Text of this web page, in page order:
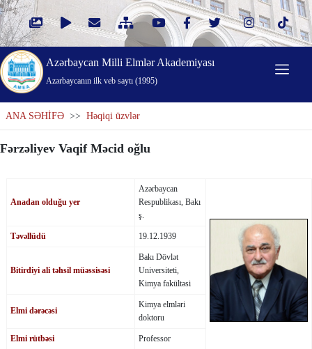
Azərbaycan Milli Elmlər Akademiyası
Azərbaycanın ilk veb saytı (1995)
ANA SƏHİFƏ >> Həqiqi üzvlər
Fərzəliyev Vaqif Məcid oğlu
Anadan olduğu yer
Azərbaycan
Respublikası, Bakı
ş.
Təvəllüdü 19.12.1939
Bitirdiyi ali təhsil müəssisəsi
Bakı Dövlət
Universiteti,
Kimya fakültəsi
Elmi dərəcəsi
Kimya elmləri
doktoru
Elmi rütbəsi Professor